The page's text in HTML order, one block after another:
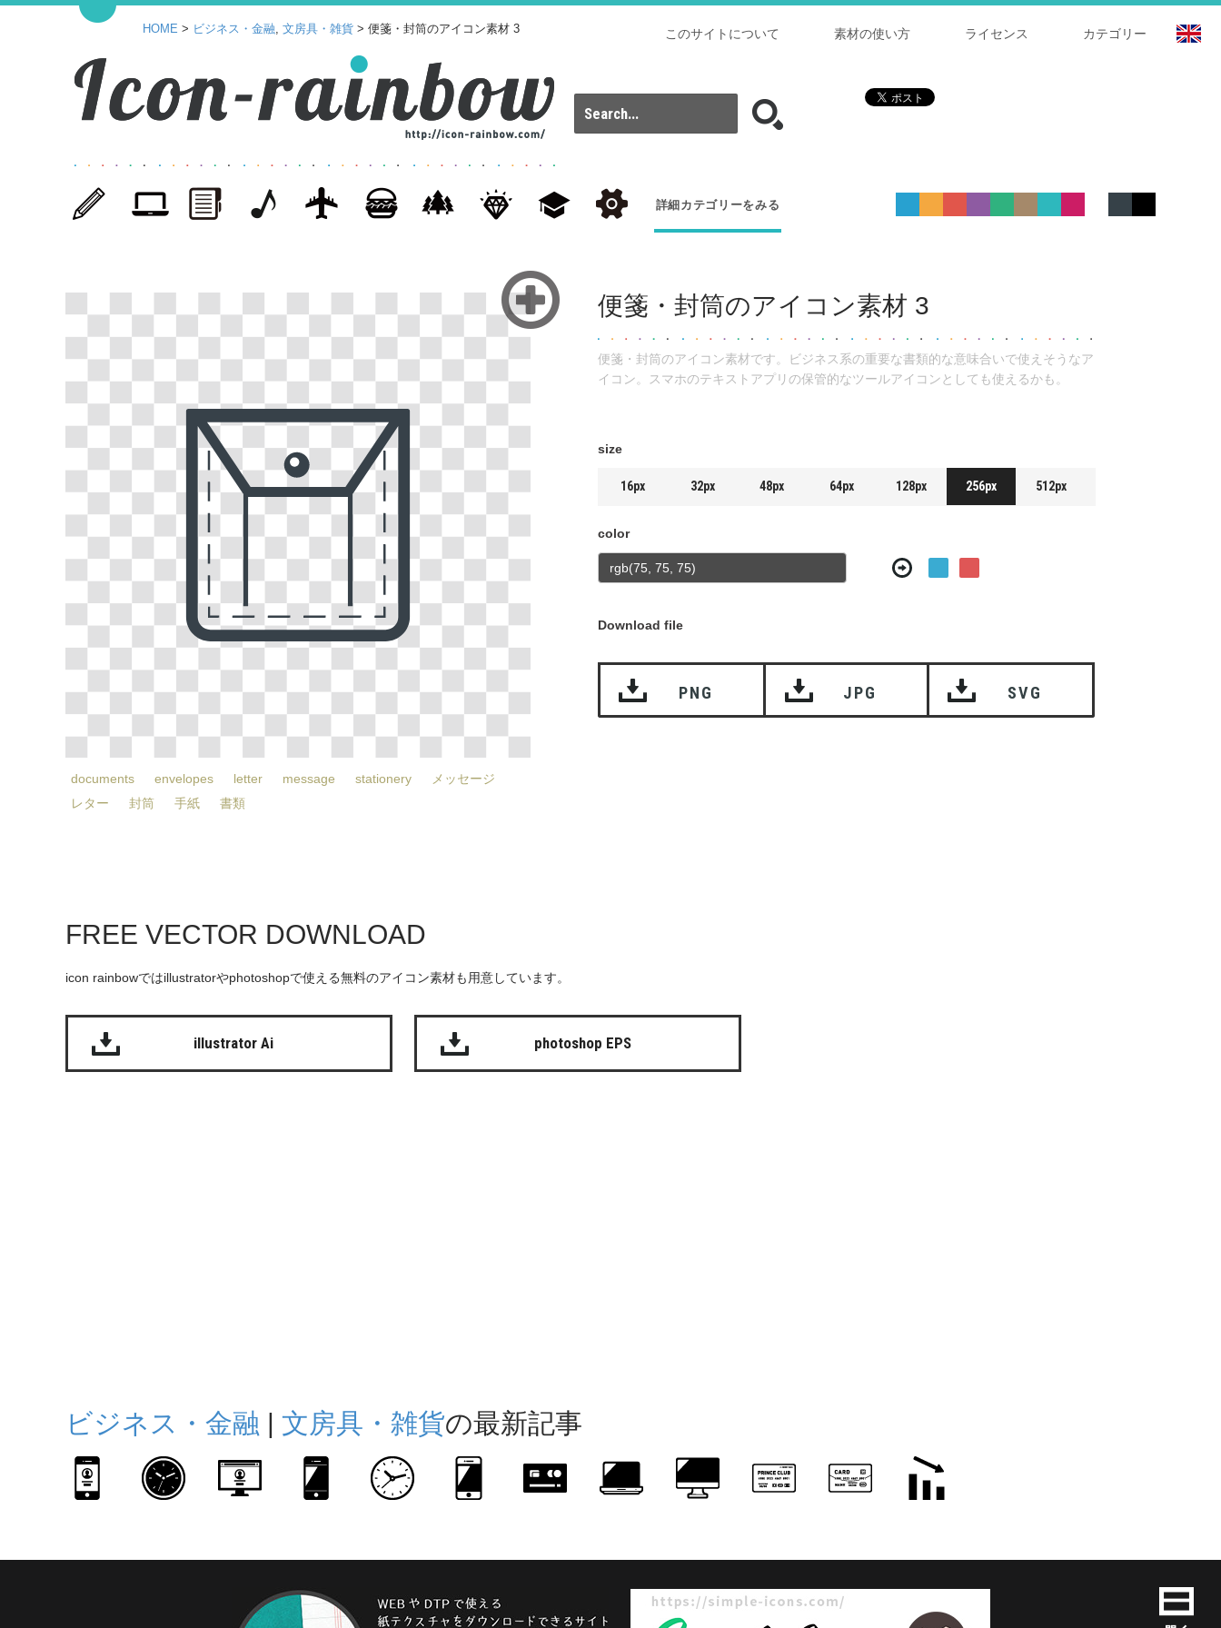
カテゴリー
ライセンス
素材の使い方
このサイトについて
HOME > ビジネス・金融, 文房具・雑貨 > 便箋・封筒のアイコン素材 3
詳細カテゴリーをみる
documents envelopes letter message stationery
メッセージ
レター
封筒 手紙 書類
便箋・封筒のアイコン素材 3
便箋・封筒のアイコン素材です。ビジネス系の重要な書類的な意味合いで使えそうなア
イコン。スマホのテキストアプリの保管的なツールアイコンとしても使えるかも。
size
16px 32px 48px 64px 128px 256px 512px
color
Download file
PNG JPG SVG
FREE VECTOR DOWNLOAD
icon rainbowではillustratorやphotoshopで使える無料のアイコン素材も用意しています。
illustrator Ai photoshop EPS
ビジネス・金融 | 文房具・雑貨の最新記事